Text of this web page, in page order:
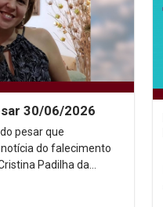
30/06/2026
pesar que
do falecimento
Padilha da